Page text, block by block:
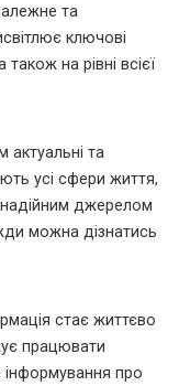
та
ключові
на рівні всієї
та
усі сфери життя,
надійним джерелом
можна дізнатись
стає життєво
працювати
про